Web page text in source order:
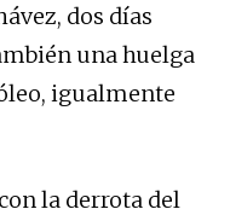
dos días
una huelga
igualmente
la derrota del